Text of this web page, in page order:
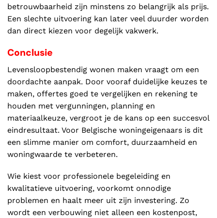
betrouwbaarheid zijn minstens zo belangrijk als prijs.
Een slechte uitvoering kan later veel duurder worden
dan direct kiezen voor degelijk vakwerk.
Conclusie
Levensloopbestendig wonen maken vraagt om een
doordachte aanpak. Door vooraf duidelijke keuzes te
maken, offertes goed te vergelijken en rekening te
houden met vergunningen, planning en
materiaalkeuze, vergroot je de kans op een succesvol
eindresultaat. Voor Belgische woningeigenaars is dit
een slimme manier om comfort, duurzaamheid en
woningwaarde te verbeteren.
Wie kiest voor professionele begeleiding en
kwalitatieve uitvoering, voorkomt onnodige
problemen en haalt meer uit zijn investering. Zo
wordt een verbouwing niet alleen een kostenpost,